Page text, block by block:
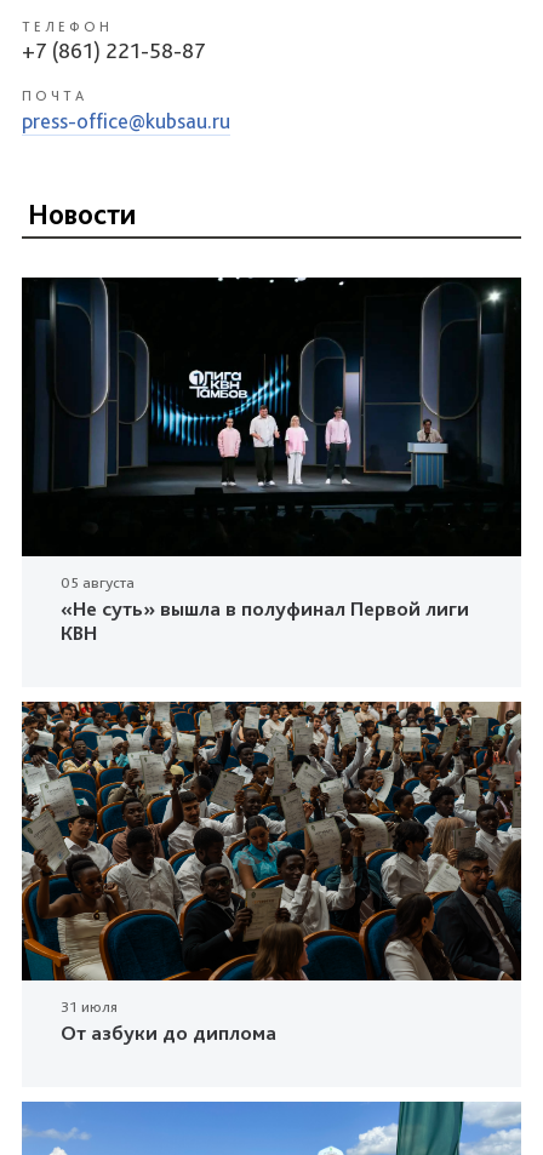
ТЕЛЕФОН
+7 (861) 221-58-87
ПОЧТА
press-office@kubsau.ru
Новости
05 августа
«Не суть» вышла в полуфинал Первой лиги
КВН
31 июля
От азбуки до диплома